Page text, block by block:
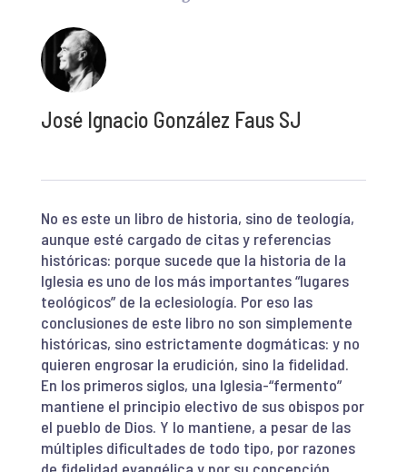
José Ignacio González Faus SJ
No es este un libro de historia, sino de teología,
aunque esté cargado de citas y referencias
históricas: porque sucede que la historia de la
Iglesia es uno de los más importantes “lugares
teológicos” de la eclesiología. Por eso las
conclusiones de este libro no son simplemente
históricas, sino estrictamente dogmáticas: y no
quieren engrosar la erudición, sino la fidelidad.
En los primeros siglos, una Iglesia-“fermento”
mantiene el principio electivo de sus obispos por
el pueblo de Dios. Y lo mantiene, a pesar de las
múltiples dificultades de todo tipo, por razones